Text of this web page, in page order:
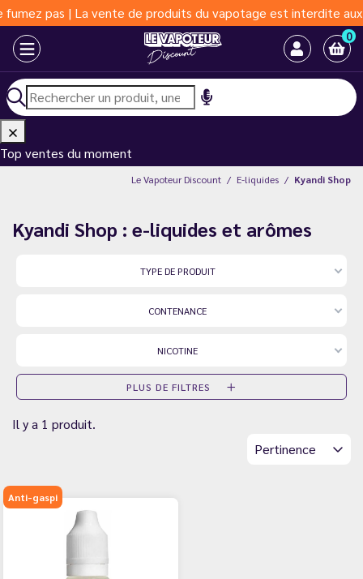
vente de produits du vapotage est interdite aux moins de 18
0
Top ventes du moment
Le Vapoteur Discount E-liquides Kyandi Shop
Kyandi Shop : e-liquides et arômes
TYPE DE PRODUIT
CONTENANCE
NICOTINE
PLUS DE FILTRES
Il y a 1 produit.
Pertinence
Anti-gaspi